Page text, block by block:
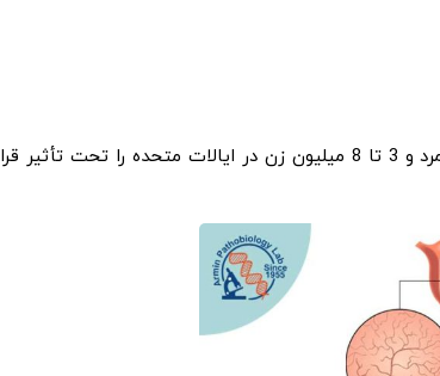
سیستیت بینابینی/ سندرم درد مثانه شایع است. تقریباً 1 تا 4 میلیون مرد و 3 تا 8 میلیون زن در ایالات متحده را تحت تأثیر